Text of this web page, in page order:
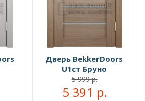
Дверь BekkerDoors
U1ст Бруно
5 999 р.
5 391 р.